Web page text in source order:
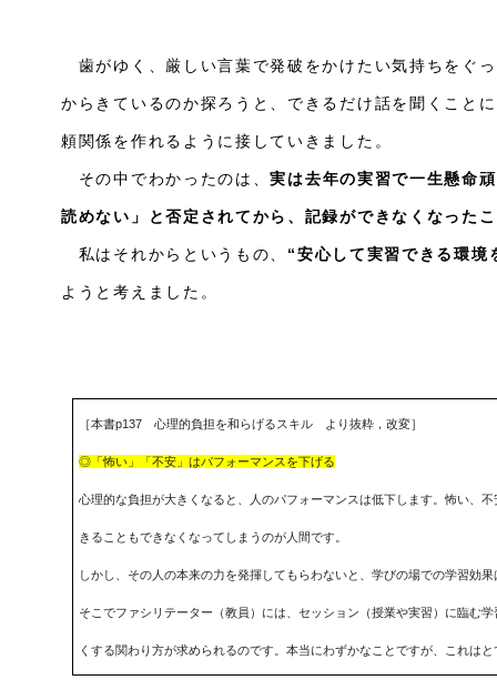
歯がゆく、厳しい言葉で発破をかけたい気持ちをぐ
からきているのか探ろうと、できるだけ話を聞くこと
頼関係を作れるように接していきました。
その中でわかったのは、実は去年の実習で一生懸命
読めない」と否定されてから、記録ができなくなった
私はそれからというもの、 “安心して実習できる環境
ようと考えました。
［本書p137 心理的負担を和らげるスキル より抜粋，改変］
◎「怖い」「不安」はパフォーマンスを下げる
心理的な負担が大きくなると、人のパフォーマンスは低下します。怖い、
きることもできなくなってしまうのが人間です。
しかし、その人の本来の力を発揮してもらわないと、学びの場での学習効
そこでファシリテーター（教員）には、セッション（授業や実習）に臨む
くする関わり方が求められるのです。本当にわずかなことですが、これは